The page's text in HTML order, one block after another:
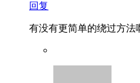
回复
有没有更简单的绕过方法